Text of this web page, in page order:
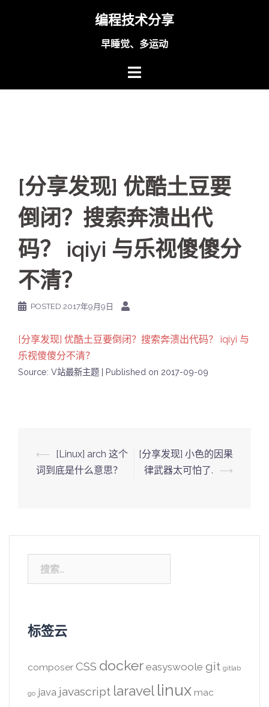
编程技术分享
早睡觉、多运动
[分享发现] 优酷土豆要
倒闭？搜索奔溃出代
码？ iqiyi 与乐视傻傻分
不清？
POSTED 2017年9月9日
[分享发现] 优酷土豆要倒闭？搜索奔溃出代码？ iqiyi 与
乐视傻傻分不清？
Source: V站最新主题 Published on 2017-09-09
Post
navigation
⟵
[Linux] arch 这个
词到底是什么意思？
[分享发现] 小色的因果
律武器太可怕了.
⟶
索：
标签云
composer CSS docker easyswoole git gitlab
go java javascript laravel linux mac